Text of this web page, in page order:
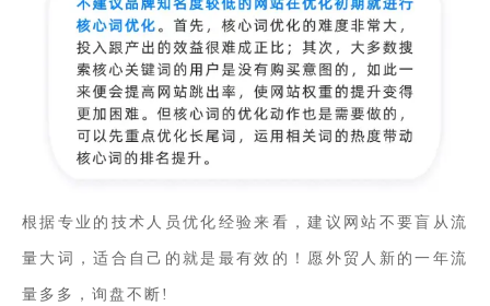
根据专业的技术人员优化经验来看，建议网站不要盲从流
量大词，适合自己的就是最有效的！愿外贸人新的一年流
量多多，询盘不断!